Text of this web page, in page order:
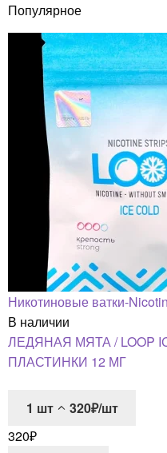
Популярное
Никотиновые ватки-
В наличии
ЛЕДЯНАЯ МЯТА / LOOP
ПЛАСТИНКИ 12 МГ
1 шт
320₽/шт
320₽